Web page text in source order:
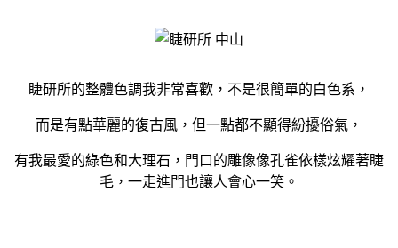
睫研所的整體色調我非常喜歡，不是很簡單的白色系，
而是有點華麗的復古風，但一點都不顯得紛擾俗氣，
有我最愛的綠色和大理石，門口的雕像像孔雀依樣炫耀著睫
毛，一走進門也讓人會心一笑。